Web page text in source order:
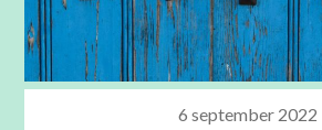
6 september 2022